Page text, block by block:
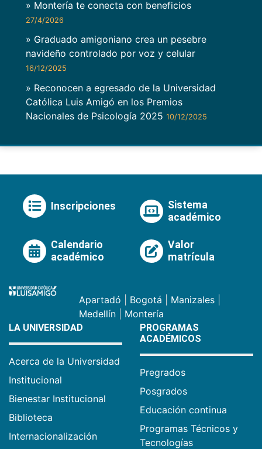
» Montería te conecta con beneficios
27/4/2026
» Graduado amigoniano crea un pesebre
navideño controlado por voz y celular
16/12/2025
» Reconocen a egresado de la Universidad
Católica Luis Amigó en los Premios
Nacionales de Psicología 2025 10/12/2025
Inscripciones
Sistema
académico
Calendario
académico
Valor
matrícula
Apartadó Bogotá Manizales
Medellín
Montería
LA UNIVERSIDAD
Acerca de la Universidad
Institucional
Bienestar Institucional
Biblioteca
Internacionalización
PROGRAMAS
ACADÉMICOS
Pregrados
Posgrados
Educación continua
Programas Técnicos y
Tecnologías